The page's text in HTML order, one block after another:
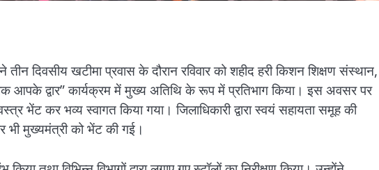
दिवसीय खटीमा प्रवास के दौरान रविवार को शहीद हरी किशन शिक्षण संस्थान,
द्वार” कार्यक्रम में मुख्य अतिथि के रूप में प्रतिभाग किया। इस अवसर पर
कर भव्य स्वागत किया गया। जिलाधिकारी द्वारा स्वयं सहायता समूह की
भी मुख्यमंत्री को भेंट की गई।